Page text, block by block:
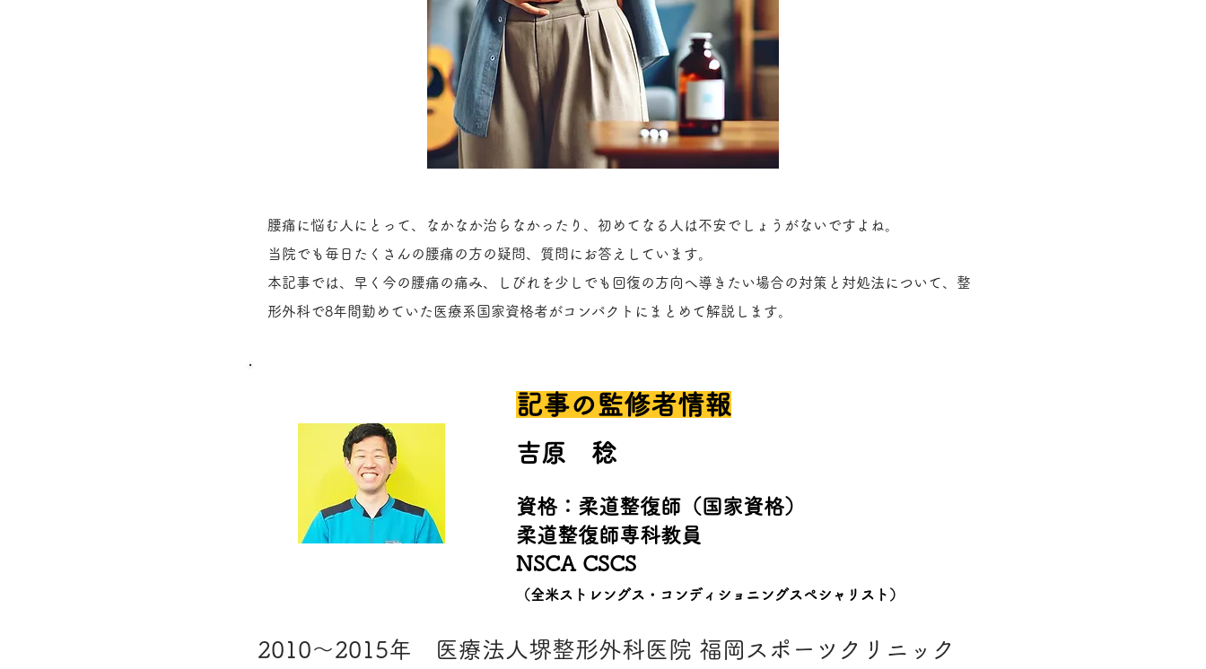
腰痛に悩む人にとって、なかなか治らなかったり、初めてなる人は不安でしょうがないですよね。
当院でも毎日たくさんの腰痛の方の疑問、質問にお答えしています。
本記事では、早く今の腰痛の痛み、しびれを少しでも回復の方向へ導きたい場合の対策と対処法について、整
形外科で8年間勤めていた医療系国家資格者がコンパクトにまとめて解説します。
​記事の監修者情報
​吉原 稔
資格 ​： 柔道整復師（国家資格）
​柔道整復師専科教員
​NSCA CSCS
（全米ストレングス・コンディショニングスペシャリスト）
​2010～2015年 医療法人堺整形外科医院 福岡スポーツクリニック